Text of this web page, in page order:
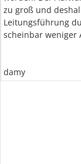
zu groß und
Leitungsführung
scheinbar weniger
damy